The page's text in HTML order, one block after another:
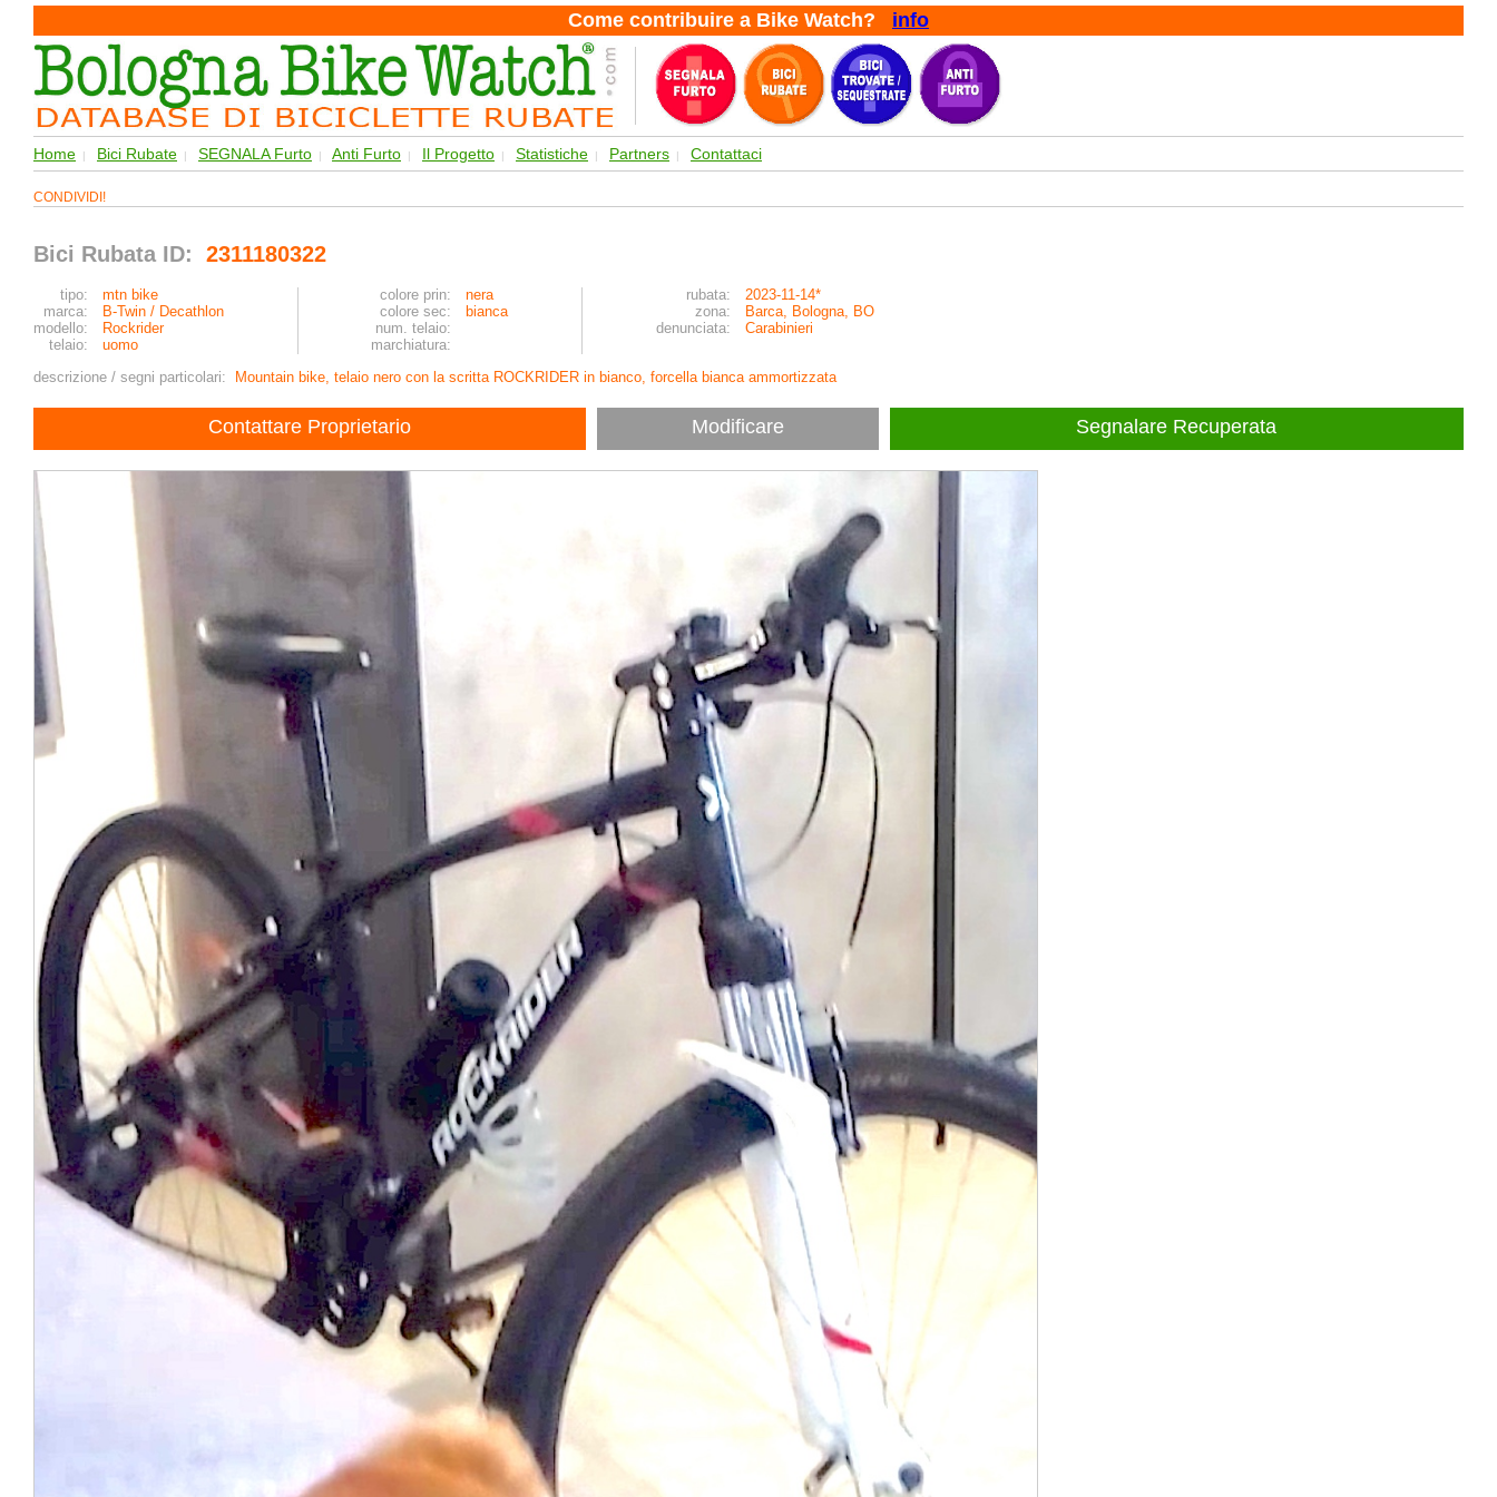
Come contribuire a Bike Watch? info
Home | Bici Rubate | SEGNALA Furto | Anti Furto | Il Progetto | Statistiche | Partners | Contattaci
CONDIVIDI!
Bici Rubata ID: 2311180322
tipo: mtn bike colore prin: nera rubata:
2023-11-14*
marca:
B-Twin / Decathlon colore sec: bianca zona:
Barca, Bologna, BO
modello:
Rockrider num. telaio: denunciata:
Carabinieri
telaio:
uomo
marchiatura:
descrizione / segni particolari:
Mountain bike, telaio nero con la scritta ROCKRIDER in bianco, forcella bianca ammortizzata
Contattare Proprietario Modificare Segnalare Recuperata